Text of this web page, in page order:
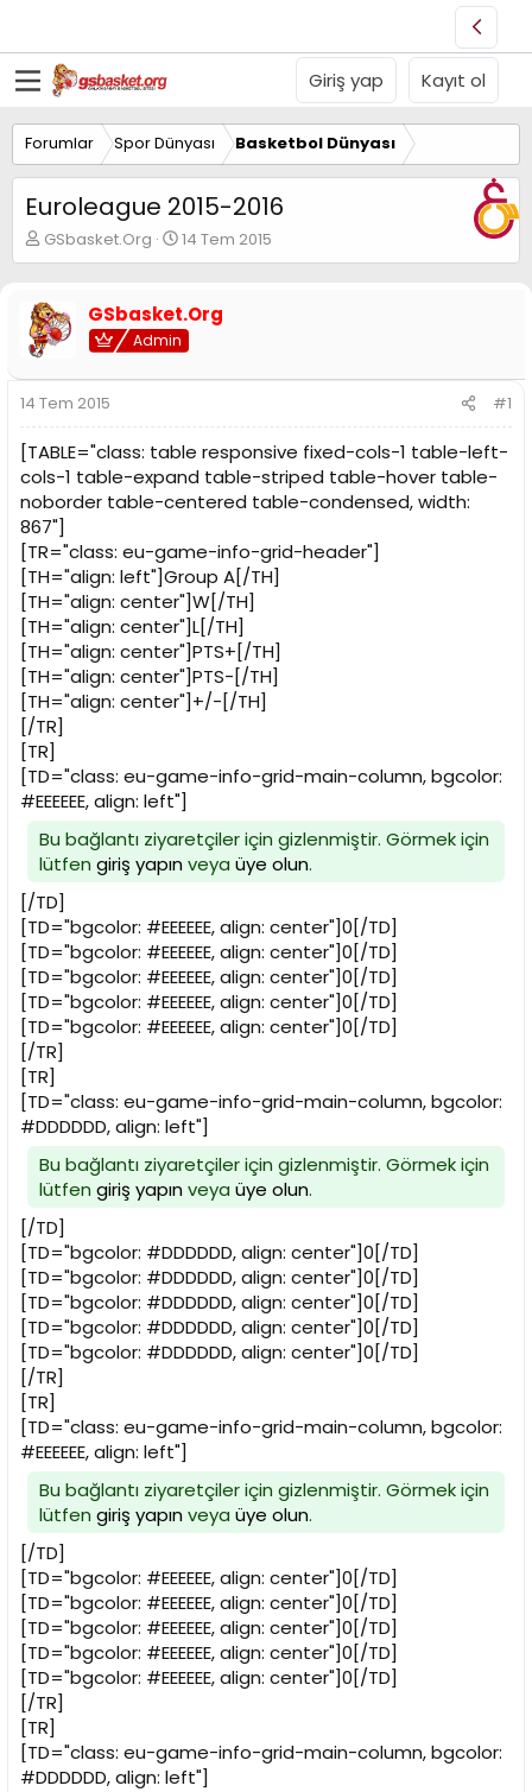
Giriş yap Kayıt ol
Forumlar Spor Dünyası Basketbol Dünyası
Euroleague 2015-2016
K
o
u
y
u
a
ş
l
a
t
a
n
GSbasket.Org
B
a
a
n
ı
t
a
r
i
h
14 Tem 2015
GSbasket.Org
Admin
14 Tem 2015 #1
[TABLE="class: table responsive fixed-cols-1 table-left-
cols-1 table-expand table-striped table-hover table-
noborder table-centered table-condensed, width:
867"]
[TR="class: eu-game-info-grid-header"]
[TH="align: left"]Group A[/TH]
[TH="align: center"]W[/TH]
[TH="align: center"]L[/TH]
[TH="align: center"]PTS+[/TH]
[TH="align: center"]PTS-[/TH]
[TH="align: center"]+/-[/TH]
[/TR]
[TR]
[TD="class: eu-game-info-grid-main-column, bgcolor:
#EEEEEE, align: left"]
Bu bağlantı ziyaretçiler için gizlenmiştir. Görmek için
lütfen giriş yapınveya üye olun.
[/TD]
[TD="bgcolor: #EEEEEE, align: center"]0[/TD]
[TD="bgcolor: #EEEEEE, align: center"]0[/TD]
[TD="bgcolor: #EEEEEE, align: center"]0[/TD]
[TD="bgcolor: #EEEEEE, align: center"]0[/TD]
[TD="bgcolor: #EEEEEE, align: center"]0[/TD]
[/TR]
[TR]
[TD="class: eu-game-info-grid-main-column, bgcolor:
#DDDDDD, align: left"]
Bu bağlantı ziyaretçiler için gizlenmiştir. Görmek için
lütfen giriş yapınveya üye olun.
[/TD]
[TD="bgcolor: #DDDDDD, align: center"]0[/TD]
[TD="bgcolor: #DDDDDD, align: center"]0[/TD]
[TD="bgcolor: #DDDDDD, align: center"]0[/TD]
[TD="bgcolor: #DDDDDD, align: center"]0[/TD]
[TD="bgcolor: #DDDDDD, align: center"]0[/TD]
[/TR]
[TR]
[TD="class: eu-game-info-grid-main-column, bgcolor:
#EEEEEE, align: left"]
Bu bağlantı ziyaretçiler için gizlenmiştir. Görmek için
lütfen giriş yapınveya üye olun.
[/TD]
[TD="bgcolor: #EEEEEE, align: center"]0[/TD]
[TD="bgcolor: #EEEEEE, align: center"]0[/TD]
[TD="bgcolor: #EEEEEE, align: center"]0[/TD]
[TD="bgcolor: #EEEEEE, align: center"]0[/TD]
[TD="bgcolor: #EEEEEE, align: center"]0[/TD]
[/TR]
[TR]
[TD="class: eu-game-info-grid-main-column, bgcolor:
#DDDDDD, align: left"]